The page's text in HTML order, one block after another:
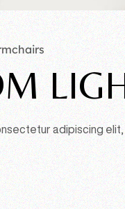
adipiscing